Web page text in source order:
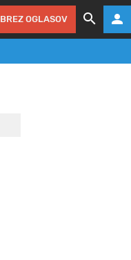
BREZ OGLASOV